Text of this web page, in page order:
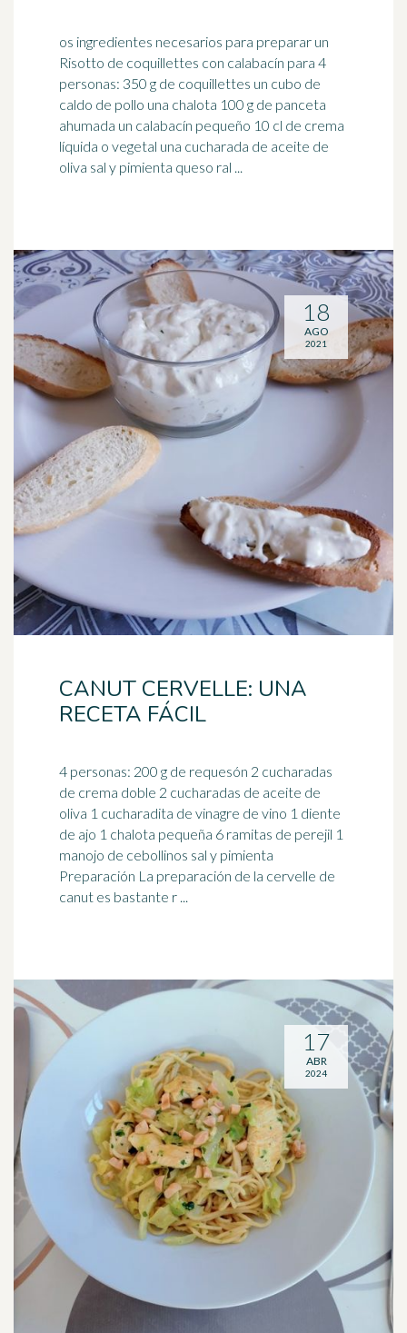
os ingredientes necesarios para preparar un
Risotto de coquillettes con calabacín para 4
personas: 350 g de coquillettes un cubo de
caldo de pollo una chalota 100 g de panceta
ahumada un calabacín pequeño 10 cl de crema
líquida o vegetal una cucharada de aceite de
oliva sal y pimienta queso ral ...
CANUT CERVELLE: UNA
RECETA FÁCIL
4 personas: 200 g de requesón 2 cucharadas
de crema doble 2 cucharadas de aceite de
oliva 1 cucharadita de vinagre de vino 1 diente
de ajo 1 chalota pequeña 6 ramitas de perejil 1
manojo de cebollinos sal y pimienta
Preparación La preparación de la cervelle de
canut es bastante r ...
18
AGO
2021
17
ABR
2024